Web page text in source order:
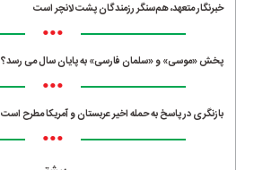
خبرنگار متعهد، هم‌سنگر رزمندگان پشت لانچر است
•••
پخش «موسی» و «سلمان فارسی» به پایان سال می رسد؟
•••
بازنگری در پاسخ به حمله اخیر عربستان و آمریکا مطرح است
•••